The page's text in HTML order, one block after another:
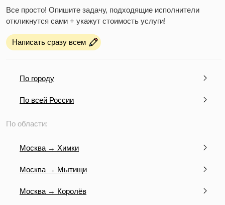
Все просто! Опишите задачу, подходящие исполнители
откликнутся сами + укажут стоимость услуги!
Написать сразу всем
По городу
По всей России
По области:
Москва → Химки
Москва → Мытищи
Москва → Королёв